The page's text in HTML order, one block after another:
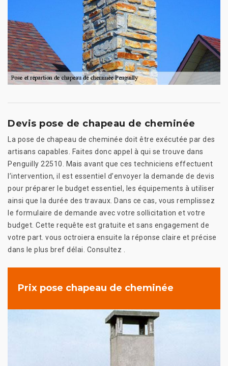
Devis pose de chapeau de cheminée
La pose de chapeau de cheminée doit être exécutée par des
artisans capables. Faites donc appel à qui se trouve dans
Penguilly 22510. Mais avant que ces techniciens effectuent
l’intervention, il est essentiel d’envoyer la demande de devis
pour préparer le budget essentiel, les équipements à utiliser
ainsi que la durée des travaux. Dans ce cas, vous remplissez
le formulaire de demande avec votre sollicitation et votre
budget. Cette requête est gratuite et sans engagement de
votre part. vous octroiera ensuite la réponse claire et précise
dans le plus bref délai. Consultez .
Prix pose chapeau de cheminée